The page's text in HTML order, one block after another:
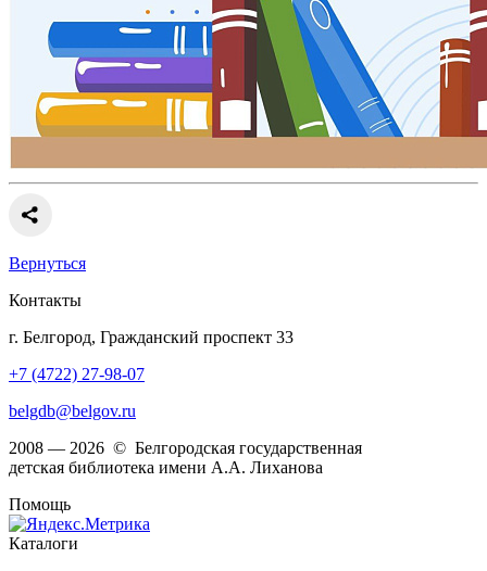
Вернуться
Контакты
г. Белгород, Гражданский проспект 33
+7 (4722) 27-98-07
belgdb@belgov.ru
2008 — 2026 © Белгородская государственная
детская библиотека имени А.А. Лиханова
Помощь
Каталоги